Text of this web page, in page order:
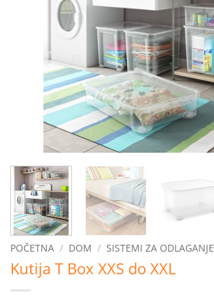
POČETNA / DOM / SISTEMI ZA ODLAGANJE
Kutija T Box XXS do XXL